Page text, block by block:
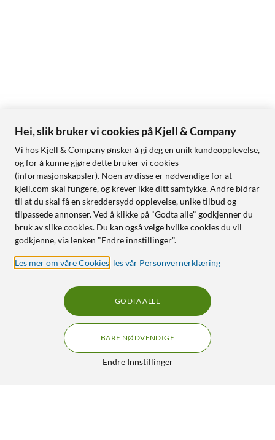
Hei, slik bruker vi cookies på Kjell & Company
Vi hos Kjell & Company ønsker å gi deg en unik kundeopplevelse,
og for å kunne gjøre dette bruker vi cookies
(informasjonskapsler). Noen av disse er nødvendige for at
kjell.com skal fungere, og krever ikke ditt samtykke. Andre bidrar
til at du skal få en skreddersydd opplevelse, unike tilbud og
tilpassede annonser. Ved å klikke på "Godta alle" godkjenner du
bruk av slike cookies. Du kan også velge hvilke cookies du vil
godkjenne, via lenken "Endre innstillinger".
Les mer om våre Cookies les vår Personvernerklæring
Endre Innstillinger
BARE NØDVENDIGE
GODTA ALLE